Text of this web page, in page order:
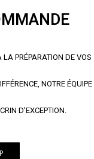
PRÉPARATION DE VOS
NOTRE ÉQUIPE
D’EXCEPTION.